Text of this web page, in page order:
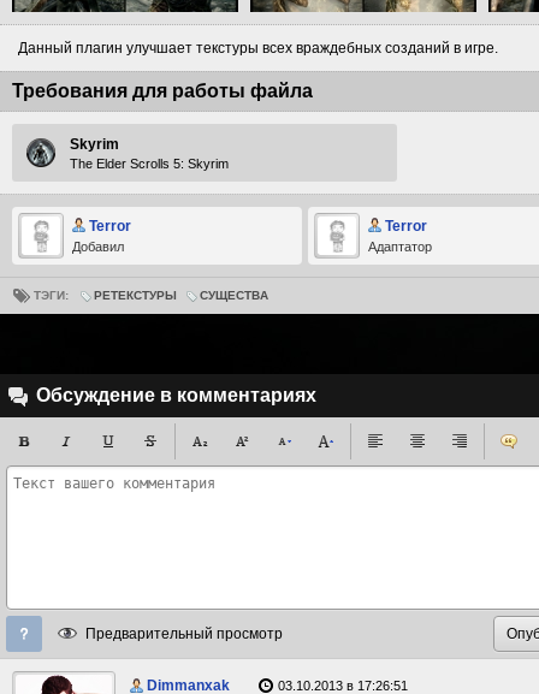
Данный плагин улучшает текстуры всех враждебных созданий в игре.
Требования для работы файла
Skyrim
The Elder Scrolls 5: Skyrim
Terror
Добавил
Terror
Адаптатор
ТЭГИ: РЕТЕКСТУРЫ СУЩЕСТВА
Обсуждение в комментариях
Предварительный просмотр
Dimmanxak 03.10.2013 в 17:26:51